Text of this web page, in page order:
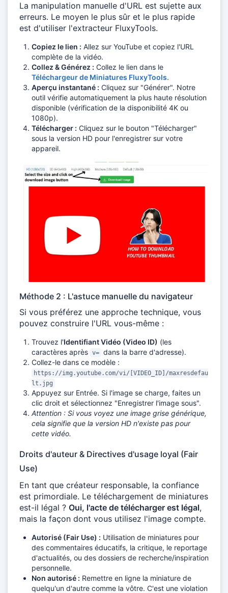
La manipulation manuelle d'URL est sujette aux
erreurs. Le moyen le plus sûr et le plus rapide
est d'utiliser l'extracteur FluxyTools.
Copiez le lien : Allez sur YouTube et copiez l'URL
complète de la vidéo.
Collez & Générez : Collez le lien dans le
Téléchargeur de Miniatures FluxyTools.
Aperçu instantané : Cliquez sur "Générer". Notre
outil vérifie automatiquement la plus haute résolution
disponible (vérification de la disponibilité 4K ou
1080p).
Télécharger : Cliquez sur le bouton "Télécharger"
sous la version HD pour l'enregistrer sur votre
appareil.
Méthode 2 : L'astuce manuelle du navigateur
Si vous préférez une approche technique, vous
pouvez construire l'URL vous-même :
Trouvez l'Identifiant Vidéo (Video ID) (les
caractères après v= dans la barre d'adresse).
Collez-le dans ce modèle :
https://img.youtube.com/vi/[VIDEO_ID]/maxresdefau
lt.jpg
Appuyez sur Entrée. Si l'image se charge, faites un
clic droit et sélectionnez "Enregistrer l'image sous".
Attention : Si vous voyez une image grise générique,
cela signifie que la version HD n'existe pas pour
cette vidéo.
Droits d'auteur & Directives d'usage loyal (Fair
Use)
En tant que créateur responsable, la confiance
est primordiale. Le téléchargement de miniatures
est-il légal ? Oui, l'acte de télécharger est légal,
mais la façon dont vous utilisez l'image compte.
Autorisé (Fair Use) : Utilisation de miniatures pour
des commentaires éducatifs, la critique, le reportage
d'actualités, ou des dossiers de recherche/inspiration
personnelle.
Non autorisé : Remettre en ligne la miniature de
quelqu'un d'autre comme la vôtre. C'est une violation